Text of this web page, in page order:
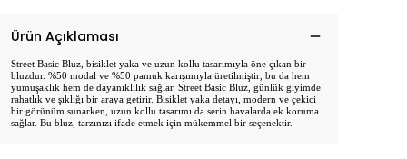
Ürün Açıklaması
Street Basic Bluz, bisiklet yaka ve uzun kollu tasarımıyla öne çıkan bir
bluzdur. %50 modal ve %50 pamuk karışımıyla üretilmiştir, bu da hem
yumuşaklık hem de dayanıklılık sağlar. Street Basic Bluz, günlük giyimde
rahatlık ve şıklığı bir araya getirir. Bisiklet yaka detayı, modern ve çekici
bir görünüm sunarken, uzun kollu tasarımı da serin havalarda ek koruma
sağlar. Bu bluz, tarzınızı ifade etmek için mükemmel bir seçenektir.